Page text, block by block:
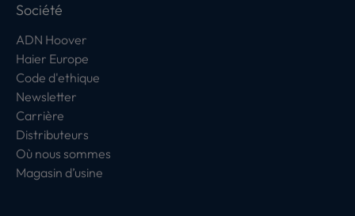
Société
ADN Hoover
Haier Europe
Code d'ethique
Newsletter
Carrière
Distributeurs
Où nous sommes
Magasin d’usine